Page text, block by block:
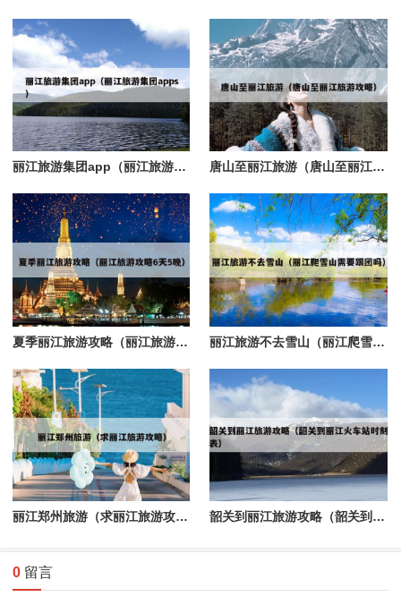
丽江旅游集团app（丽江旅游集团apps） 唐山至丽江旅游（唐山至丽江旅游攻略）
夏季丽江旅游攻略（丽江旅游攻略6天5晚） 丽江旅游不去雪山（丽江爬雪山需要跟团吗）
丽江郑州旅游（求丽江旅游攻略） 韶关到丽江旅游攻略（韶关到丽江火车站时刻表）
0 留言